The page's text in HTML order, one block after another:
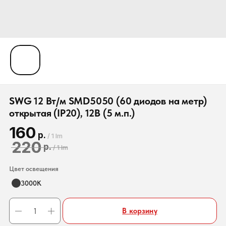
SWG 12 Вт/м SMD5050 (60 диодов на метр)
открытая (IP20), 12В (5 м.п.)
160 р. /1 lm
220 р./1 lm
Цвет освещения
3000К
В корзину